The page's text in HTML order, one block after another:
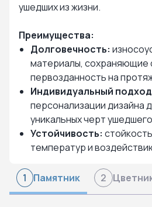
ушедших из жизни.
Преимущества:
Долговечность:
материалы, сохраняющие
первозданность на
Индивидуальный
персонализации дизайна
уникальных черт
Устойчивость:
температур и
1 Памятник 2